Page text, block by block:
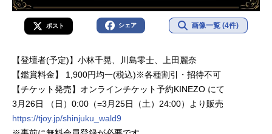
ポスト シェア 画像一覧 (4件)
【登壇者(予定)】小林千晃、川島零士、上田麗奈
【鑑賞料金】 1,900円均一(税込)※各種割引・招待不可
【チケット発売】オンラインチケット予約KINEZO にて
3月26日 （日）0:00（=3月25日（土）24:00）より販売
https://tjoy.jp/shinjuku_wald9